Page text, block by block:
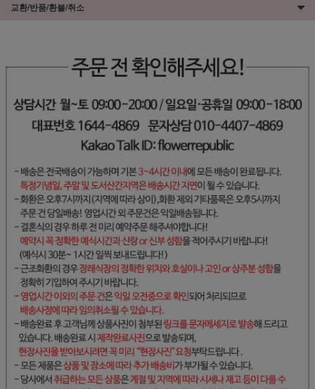
교환/반품/환불/취소